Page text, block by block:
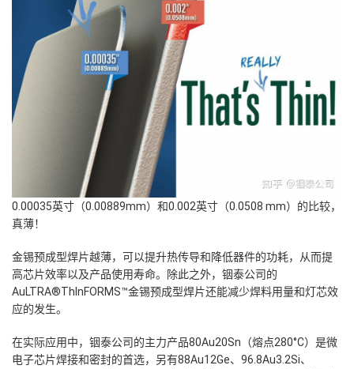
0.00035英寸（0.00889mm）和0.002英寸（0.0508 mm）的比较，
真薄！
金锡预成型焊片越薄，可以提升热传导和降低器件的功耗，从而提
高芯片效率以及产品使用寿命。除此之外，铟泰公司的
AuLTRA®ThInFORMS™金锡预成型焊片还能减少焊料用量和灯芯效
应的发生。
在实际应用中，铟泰公司的主力产品80Au20Sn（熔点280°C）是微
电子芯片焊接和密封的首选，另有88Au12Ge、96.8Au3.2Si、